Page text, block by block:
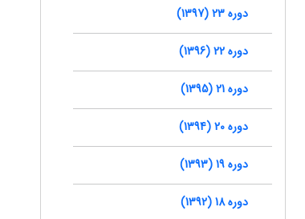
دوره 23 (1397)
دوره 22 (1396)
دوره 21 (1395)
دوره 20 (1394)
دوره 19 (1393)
دوره 18 (1392)